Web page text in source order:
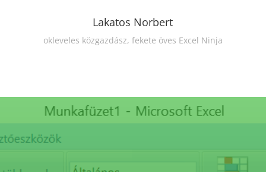
Lakatos Norbert
okleveles közgazdász, fekete öves Excel Ninja